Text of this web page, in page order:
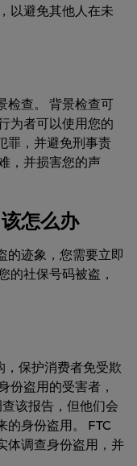
以避免其他人在未
检查。 背景检查可
为者可以使用您的
罪，并避免刑事责
，并损害您的声
怎么办
的迹象，您需要立即
的社保号码被盗，
，保护消费者免受欺
份盗用的受害者，
该报告，但他们会
的身份盗用。 FTC
体调查身份盗用，并